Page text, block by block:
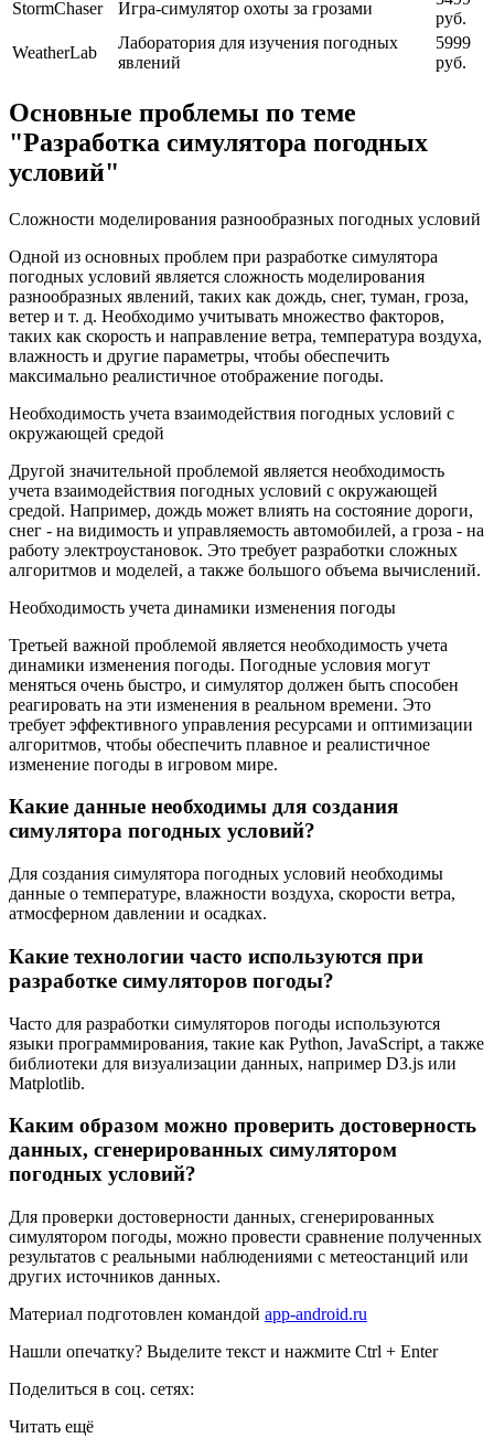
StormChaser Игра-симулятор охоты за грозами
руб.
WeatherLab
Лаборатория для изучения погодных
явлений
5999
руб.
Основные проблемы по теме
"Разработка симулятора погодных
условий"
Сложности моделирования разнообразных погодных условий
Одной из основных проблем при разработке симулятора
погодных условий является сложность моделирования
разнообразных явлений, таких как дождь, снег, туман, гроза,
ветер и т. д. Необходимо учитывать множество факторов,
таких как скорость и направление ветра, температура воздуха,
влажность и другие параметры, чтобы обеспечить
максимально реалистичное отображение погоды.
Необходимость учета взаимодействия погодных условий с
окружающей средой
Другой значительной проблемой является необходимость
учета взаимодействия погодных условий с окружающей
средой. Например, дождь может влиять на состояние дороги,
снег - на видимость и управляемость автомобилей, а гроза - на
работу электроустановок. Это требует разработки сложных
алгоритмов и моделей, а также большого объема вычислений.
Необходимость учета динамики изменения погоды
Третьей важной проблемой является необходимость учета
динамики изменения погоды. Погодные условия могут
меняться очень быстро, и симулятор должен быть способен
реагировать на эти изменения в реальном времени. Это
требует эффективного управления ресурсами и оптимизации
алгоритмов, чтобы обеспечить плавное и реалистичное
изменение погоды в игровом мире.
Какие данные необходимы для создания
симулятора погодных условий?
Для создания симулятора погодных условий необходимы
данные о температуре, влажности воздуха, скорости ветра,
атмосферном давлении и осадках.
Какие технологии часто используются при
разработке симуляторов погоды?
Часто для разработки симуляторов погоды используются
языки программирования, такие как Python, JavaScript, а также
библиотеки для визуализации данных, например D3.js или
Matplotlib.
Каким образом можно проверить достоверность
данных, сгенерированных симулятором
погодных условий?
Для проверки достоверности данных, сгенерированных
симулятором погоды, можно провести сравнение полученных
результатов с реальными наблюдениями с метеостанций или
других источников данных.
Материал подготовлен командой app-android.ru
Нашли опечатку? Выделите текст и нажмите Ctrl + Enter
Поделиться в соц. сетях:
Читать ещё